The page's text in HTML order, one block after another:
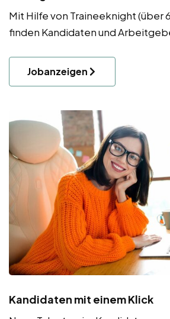
Mit Hilfe von Traineeknight (über
finden Kandidaten und
Jobanzeigen
Kandidaten mit einem Klick